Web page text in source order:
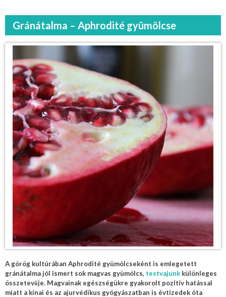
Gránátalma – Aphrodité gyümölcse
A görög kultúrában Aphrodité gyümölcseként is emlegetett
gránátalma jól ismert sok magvas gyümölcs, testvajunk különleges
összetevője. Magvainak egészségükre gyakorolt pozitív hatással
miatt a kínai és az ajurvédikus gyógyászatban is évtizedek óta